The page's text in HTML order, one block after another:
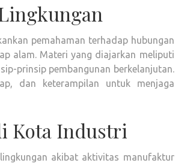
pemahaman terhadap hubungan
alam. Materi yang diajarkan meliputi
prinsip pembangunan berkelanjutan.
dan keterampilan untuk menjaga
Kota Industri
akibat aktivitas manufaktur